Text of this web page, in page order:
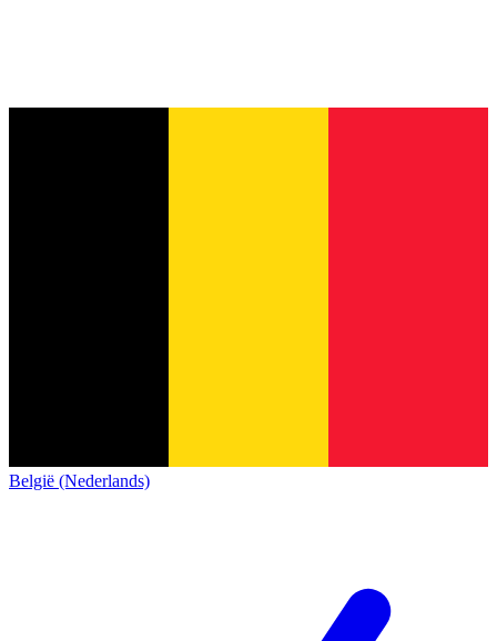
België (Nederlands)